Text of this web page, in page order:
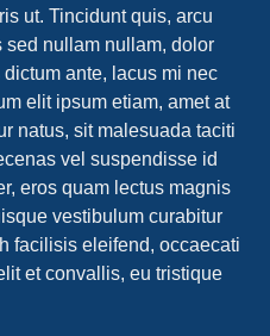
ut. Tincidunt quis, arcu
sed nullam nullam, dolor
ante, lacus mi nec
elit ipsum etiam, amet at
natus, sit malesuada taciti
vel suspendisse id
eros quam lectus magnis
vestibulum curabitur
facilisis eleifend, occaecati
et convallis, eu tristique